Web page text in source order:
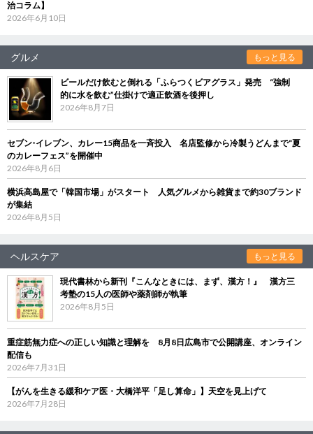
治コラム】
2026年6月10日
グルメ もっと見る
ビールだけ飲むと倒れる「ふらつくビアグラス」発売 “強制
的に水を飲む”仕掛けで適正飲酒を後押し
2026年8月7日
セブン‐イレブン、カレー15商品を一斉投入 名店監修から冷製うどんまで“夏
のカレーフェス”を開催中
2026年8月6日
横浜高島屋で「韓国市場」がスタート 人気グルメから雑貨まで約30ブランド
が集結
2026年8月5日
ヘルスケア もっと見る
現代書林から新刊『こんなときには、まず、漢方！』 漢方三
考塾の15人の医師や薬剤師が執筆
2026年8月5日
重症筋無力症への正しい知識と理解を 8月8日広島市で公開講座、オンライン
配信も
2026年7月31日
【がんを生きる緩和ケア医・大橋洋平「足し算命」】天空を見上げて
2026年7月28日